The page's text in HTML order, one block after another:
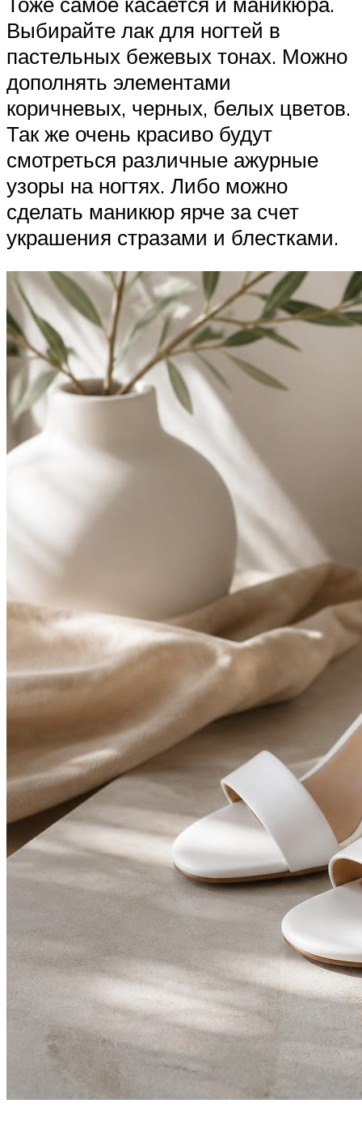
Выбирайте лак для ногтей в
пастельных бежевых тонах. Можно
дополнять элементами
коричневых, черных, белых цветов.
Так же очень красиво будут
смотреться различные ажурные
узоры на ногтях. Либо можно
сделать маникюр ярче за счет
украшения стразами и блестками.